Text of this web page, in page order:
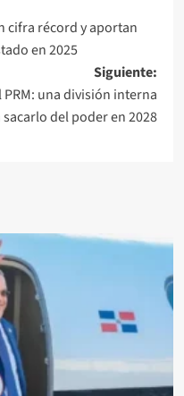
cifra récord y aportan
en 2025
Siguiente:
una división interna
del poder en 2028